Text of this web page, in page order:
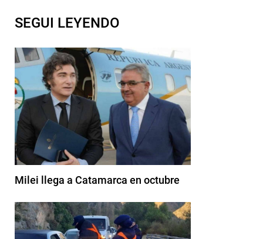
SEGUI LEYENDO
Milei llega a Catamarca en octubre